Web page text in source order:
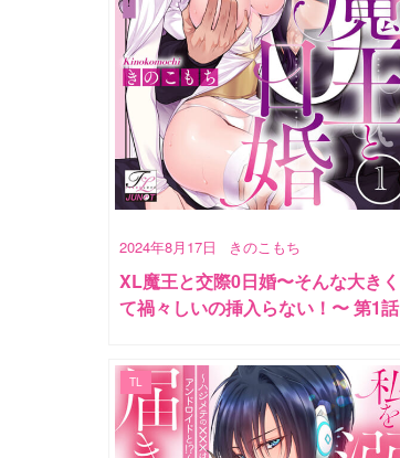
2024年8月17日 きのこもち
XL魔王と交際0日婚〜そんな大きく
て禍々しいの挿入らない！〜 第1話
TL